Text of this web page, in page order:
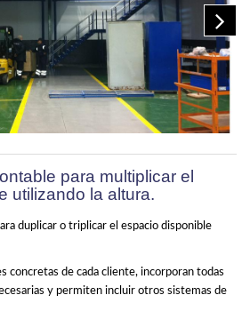
para multiplicar el
utilizando la altura.
duplicar o triplicar el espacio disponible
concretas de cada cliente, incorporan todas
y permiten incluir otros sistemas de